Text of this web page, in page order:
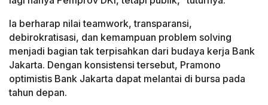
Ia berharap nilai teamwork, transparansi,
debirokratisasi, dan kemampuan problem solving
menjadi bagian tak terpisahkan dari budaya kerja Bank
Jakarta. Dengan konsistensi tersebut, Pramono
optimistis Bank Jakarta dapat melantai di bursa pada
tahun depan.